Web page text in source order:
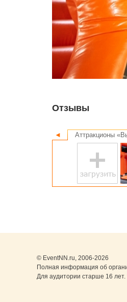
Отзывы
◄ Аттракционы
© EventNN.ru, 2006-2026
Полная информация об
Для аудитории старше 16 лет.